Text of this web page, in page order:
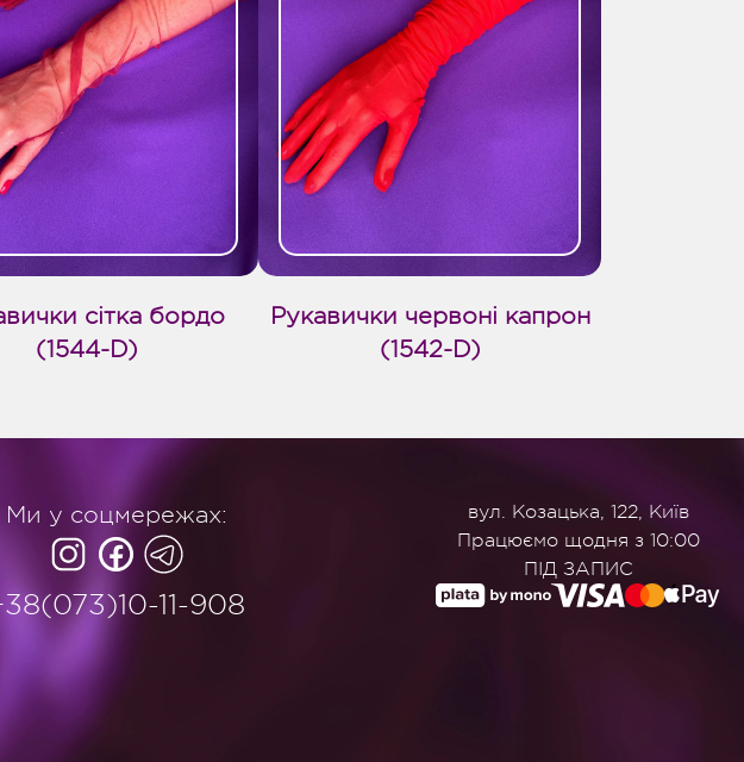
сітка бордо
(1544-D)
Рукавички червоні капрон
(1542-D)
Ми у соцмережах:
11-908
вул. Козацька, 122, Київ
Працюємо щодня з 10:00
ПІД ЗАПИС